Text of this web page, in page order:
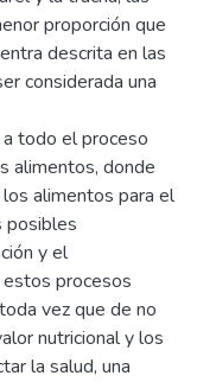
proporción que
descrita en las
considerada una
todo el proceso
alimentos, donde
alimentos para el
posibles
y el
procesos
vez que de no
nutricional y los
la salud, una